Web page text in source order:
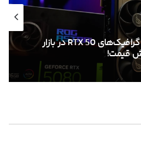
موج عجیب گرانی کارت گرافیک‌های RTX 50 در بازار